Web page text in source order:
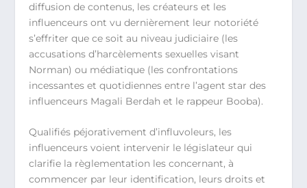
diffusion de contenus, les créateurs et les
influenceurs ont vu dernièrement leur notoriété
s’effriter que ce soit au niveau judiciaire (les
accusations d’harcèlements sexuelles visant
Norman) ou médiatique (les confrontations
incessantes et quotidiennes entre l’agent star des
influenceurs Magali Berdah et le rappeur Booba).
Qualifiés péjorativement d’influvoleurs, les
influenceurs voient intervenir le législateur qui
clarifie la règlementation les concernant, à
commencer par leur identification, leurs droits et